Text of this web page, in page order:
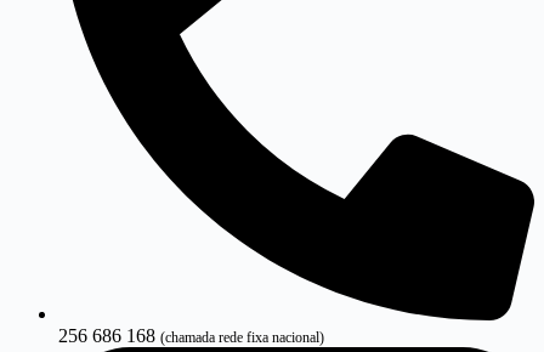
256 686 168 (chamada rede fixa nacional)